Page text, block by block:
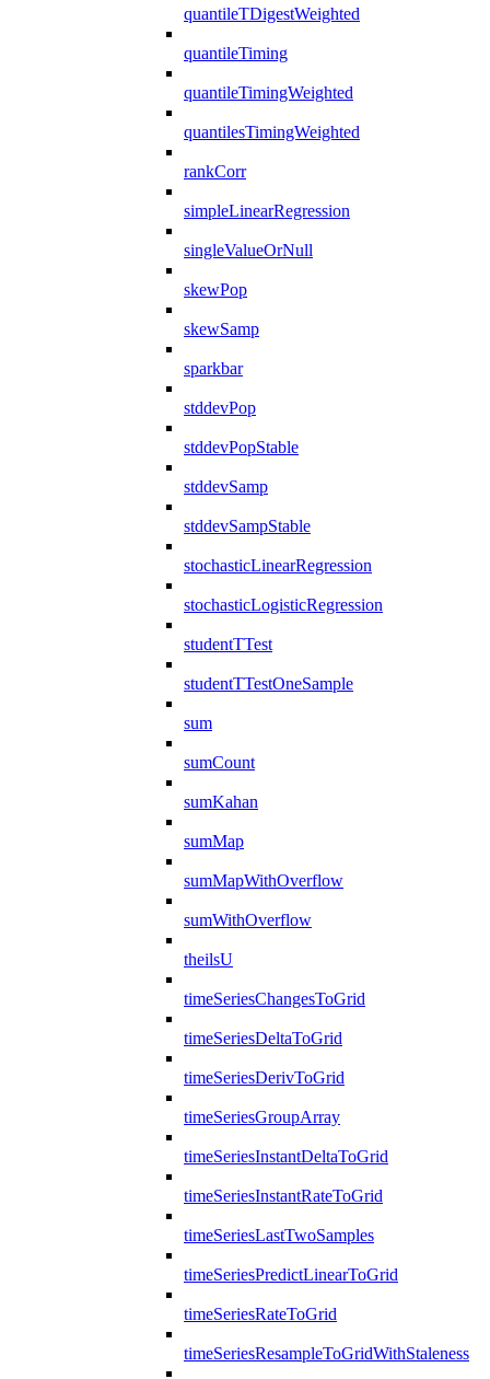
quantileTDigestWeighted
quantileTiming
quantileTimingWeighted
quantilesTimingWeighted
rankCorr
simpleLinearRegression
singleValueOrNull
skewPop
skewSamp
sparkbar
stddevPop
stddevPopStable
stddevSamp
stddevSampStable
stochasticLinearRegression
stochasticLogisticRegression
studentTTest
studentTTestOneSample
sum
sumCount
sumKahan
sumMap
sumMapWithOverflow
sumWithOverflow
theilsU
timeSeriesChangesToGrid
timeSeriesDeltaToGrid
timeSeriesDerivToGrid
timeSeriesGroupArray
timeSeriesInstantDeltaToGrid
timeSeriesInstantRateToGrid
timeSeriesLastTwoSamples
timeSeriesPredictLinearToGrid
timeSeriesRateToGrid
timeSeriesResampleToGridWithStaleness